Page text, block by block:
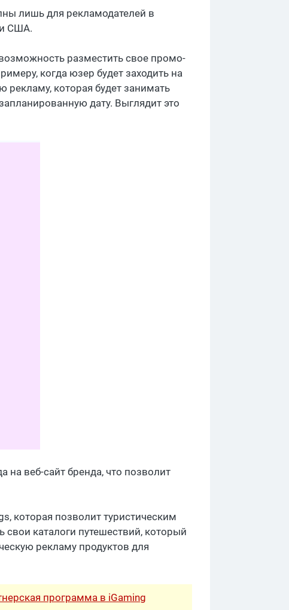
лишь для рекламодателей в
и США.
разместить свое промо-
когда юзер будет заходить на
рекламу, которая будет занимать
дату. Выглядит это
на веб-сайт бренда, что позволит
которая позволит туристическим
каталоги путешествий, который
рекламу продуктов для
программа в iGaming